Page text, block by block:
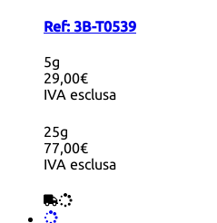
Ref: 3B-T0539
5g
29,00€
IVA esclusa
25g
77,00€
IVA esclusa